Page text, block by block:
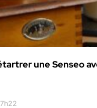
une Senseo